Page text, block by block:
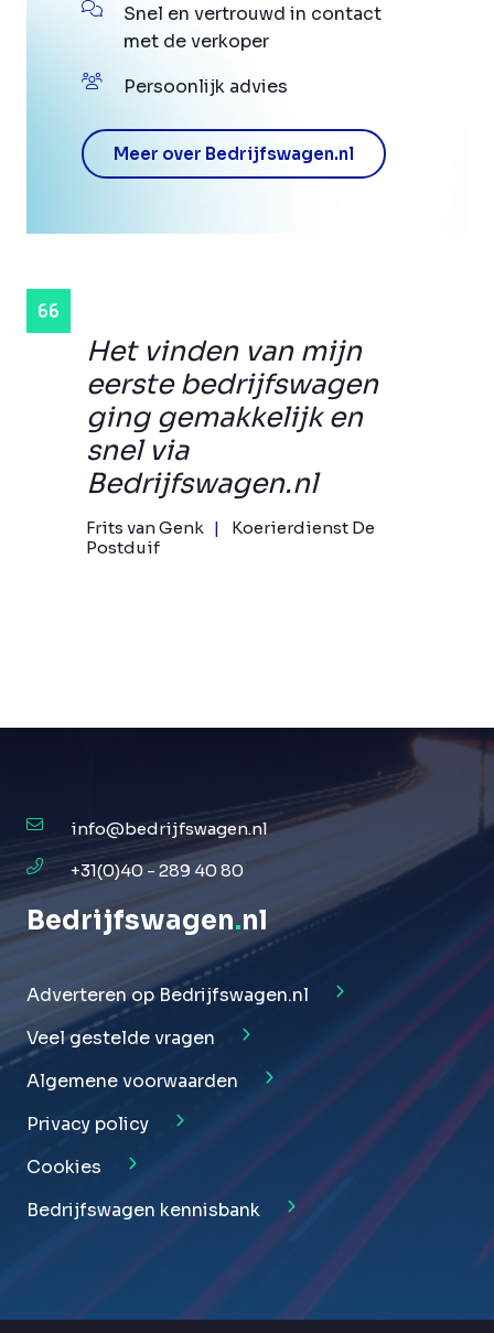
Het vinden van mijn
eerste bedrijfswagen
ging gemakkelijk en
snel via
Bedrijfswagen.nl
Frits van Genk
Koerierdienst De
Postduif
Snel en vertrouwd in contact
met de verkoper
Persoonlijk advies
Meer over Bedrijfswagen.nl
info@bedrijfswagen.nl
+31(0)40 - 289 40 80
Bedrijfswagen.nl
Adverteren op Bedrijfswagen.nl
Veel gestelde vragen
Algemene voorwaarden
Privacy policy
Cookies
Bedrijfswagen kennisbank